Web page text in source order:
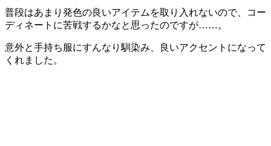
普段はあまり発色の良いアイテムを取り入れないので、コー
ディネートに苦戦するかなと思ったのですが……。
意外と手持ち服にすんなり馴染み、良いアクセントになって
くれました。